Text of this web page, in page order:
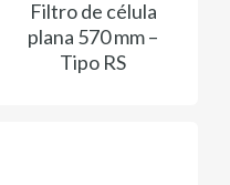
Filtro de célula
plana 570 mm –
Tipo RS